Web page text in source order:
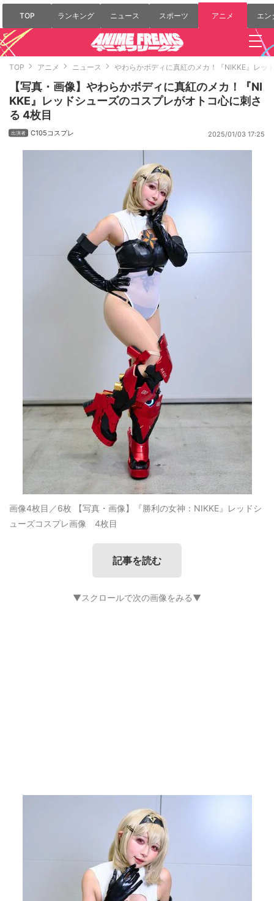
TOP ランキング ニュース スポーツ アニメ エン
TOP アニメ ニュース やわらかボディに真紅のメカ！『NIKKE』レッ
【写真・画像】やわらかボディに真紅のメカ！『NI
KKE』レッドシューズのコスプレがオトコ心に刺さ
る 4枚目
C105コスプレ 2025/01/03 17:25
画像4枚目／6枚 【写真・画像】『勝利の女神：NIKKE』レッドシ
ューズコスプレ画像 4枚目
記事を読む
▼スクロールで次の画像をみる▼